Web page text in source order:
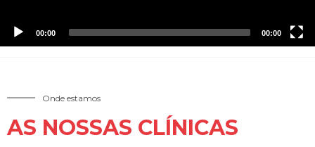
00:00 00:00
Onde estamos
AS NOSSAS CLÍNICAS